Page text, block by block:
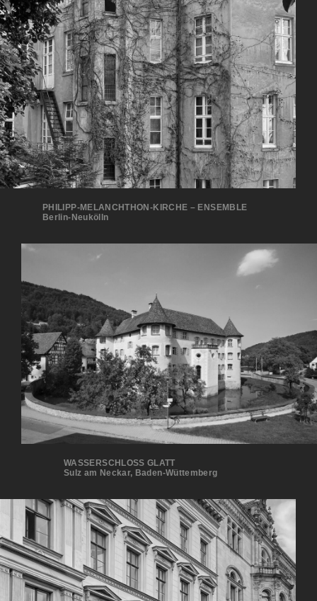
PHILIPP-MELANCHTHON-KIRCHE – ENSEMBLE
Berlin-Neukölln
WASSERSCHLOSS GLATT
Sulz am Neckar, Baden-Wüttemberg